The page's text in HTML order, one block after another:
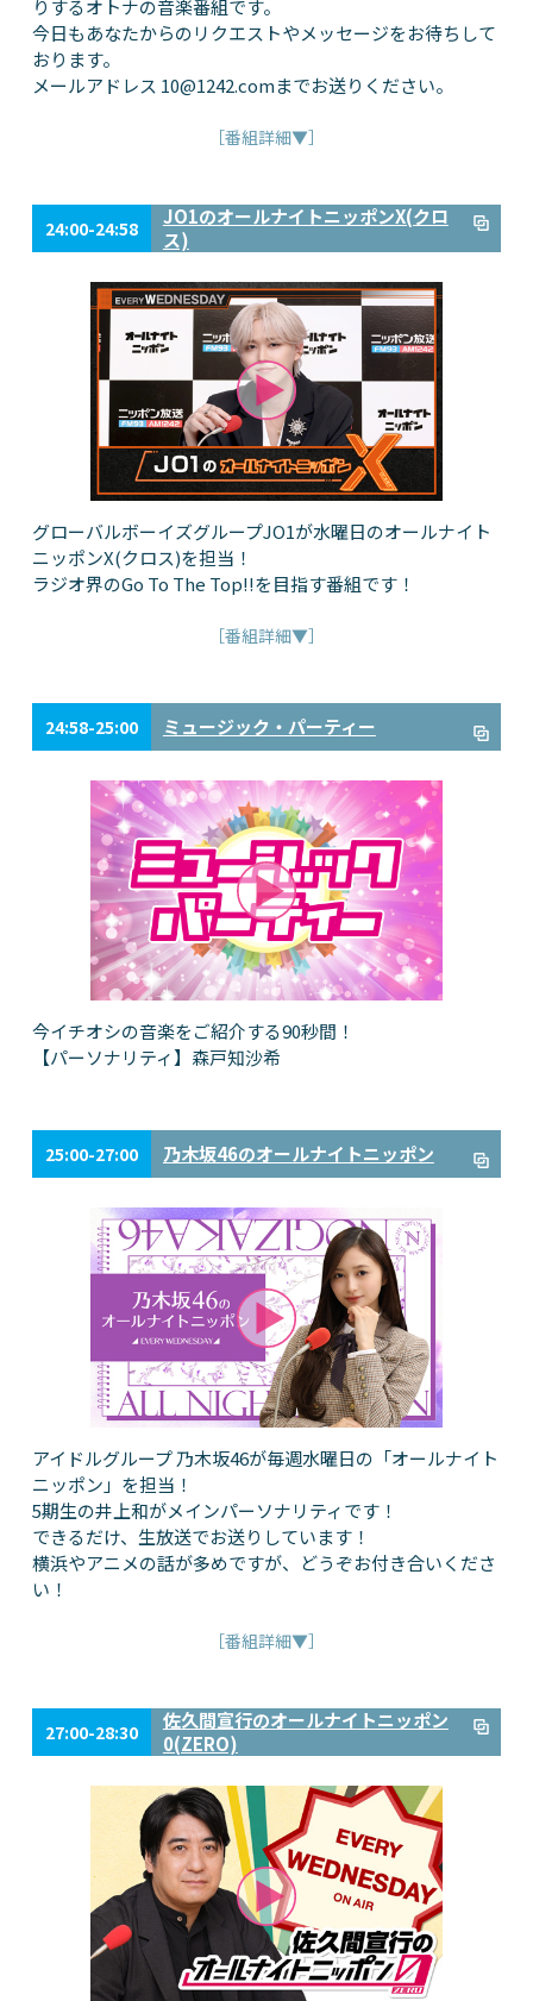
りするオトナの音楽番組です。
今日もあなたからのリクエストやメッセージをお待ちして
おります。
メールアドレス 10@1242.comまでお送りください。
［番組詳細▼］
24:00-24:58
JO1のオールナイトニッポンX(クロ
ス)
グローバルボーイズグループJO1が水曜日のオールナイト
ニッポンX(クロス)を担当！
ラジオ界のGo To The Top!!を目指す番組です！
［番組詳細▼］
24:58-25:00 ミュージック・パーティー
今イチオシの音楽をご紹介する90秒間！
【パーソナリティ】森戸知沙希
25:00-27:00 乃木坂46のオールナイトニッポン
アイドルグループ 乃木坂46が毎週水曜日の「オールナイト
ニッポン」を担当！
5期生の井上和がメインパーソナリティです！
できるだけ、生放送でお送りしています！
横浜やアニメの話が多めですが、どうぞお付き合いくださ
い！
［番組詳細▼］
27:00-28:30
佐久間宣行のオールナイトニッポン
0(ZERO)